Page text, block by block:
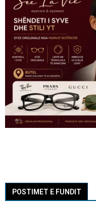
POSTIMET E FUNDIT